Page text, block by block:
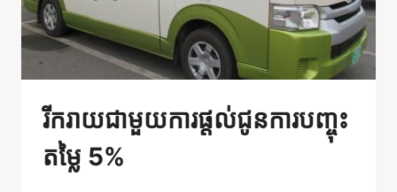
5%
បន្ថែម
រីករាយជាមួយការផ្តល់ជូនការបញ្ចុះ
តម្លៃ 5%